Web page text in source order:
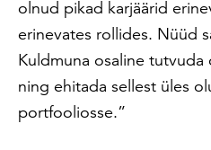
olnud pikad karjäärid
erinevates rollides. Nüüd
Kuldmuna osaline
ning ehitada sellest üles
portfooliosse.”